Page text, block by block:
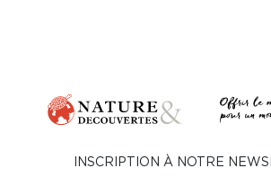
INSCRIPTION À NOTRE